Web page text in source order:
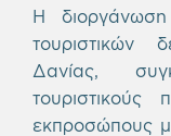
Η
τουριστικών
Δανίας,
εκπροσώπους